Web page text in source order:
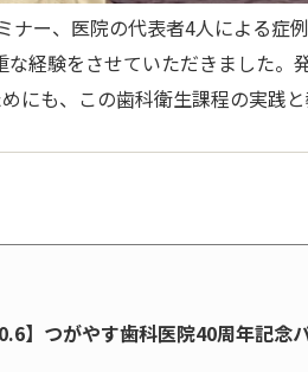
ー、医院の代表者4人による症
経験をさせていただきました。
にも、この歯科衛生課程の実践
】つがやす歯科医院40周年記念